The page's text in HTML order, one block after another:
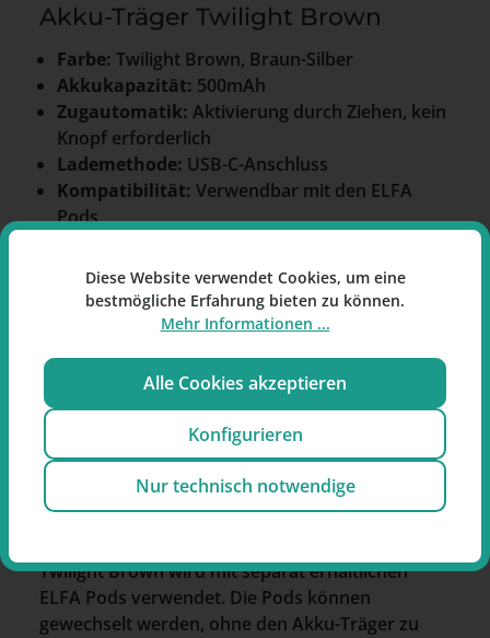
Akku-Träger Twilight Brown
Farbe: Twilight Brown, Braun-Silber
Akkukapazität: 500mAh
Zugautomatik: Aktivierung durch Ziehen, kein
Knopf erforderlich
Lademethode: USB-C-Anschluss
Kompatibilität: Verwendbar mit den ELFA
Pods
Sicherheitsfunktionen:Kindersicherung
durch dreifache Zugaktivierung
Anzeige des Akkustands durch
Abmessungen:Kompaktes, leichtes Design
1x Elfa Akku (500mAh),
Gebrauchsanleitung
Weitere Angaben zum Elf Bar
Elfa Akku-Träger Twilight Brown
Twilight Brown wird mit separat erhältlichen
ELFA Pods verwendet. Die Pods können
gewechselt werden, ohne den Akku-Träger zu
Diese Website verwendet Cookies, um eine
bestmögliche Erfahrung bieten zu können.
Mehr Informationen ...
Alle Cookies akzeptieren
Konfigurieren
Nur technisch notwendige